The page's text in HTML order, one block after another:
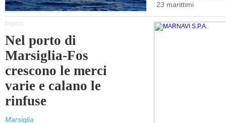
23 marittimi
PORTI
Nel porto di
Marsiglia-Fos
crescono le merci
varie e calano le
rinfuse
Marsiglia